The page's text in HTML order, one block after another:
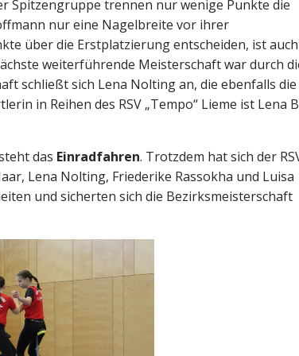
Spitzengruppe trennen nur wenige Punkte die
nur eine Nagelbreite vor ihrer
über die Erstplatzierung entscheiden, ist
weiterführende Meisterschaft war durch
schließt sich Lena Nolting an, die ebenfalls die
in Reihen des RSV „Tempo“ Lieme ist Lena
das Einradfahren. Trotzdem hat sich der
Lena Nolting, Friederike Rassokha und Luisa
und sicherten sich die Bezirksmeisterschaft